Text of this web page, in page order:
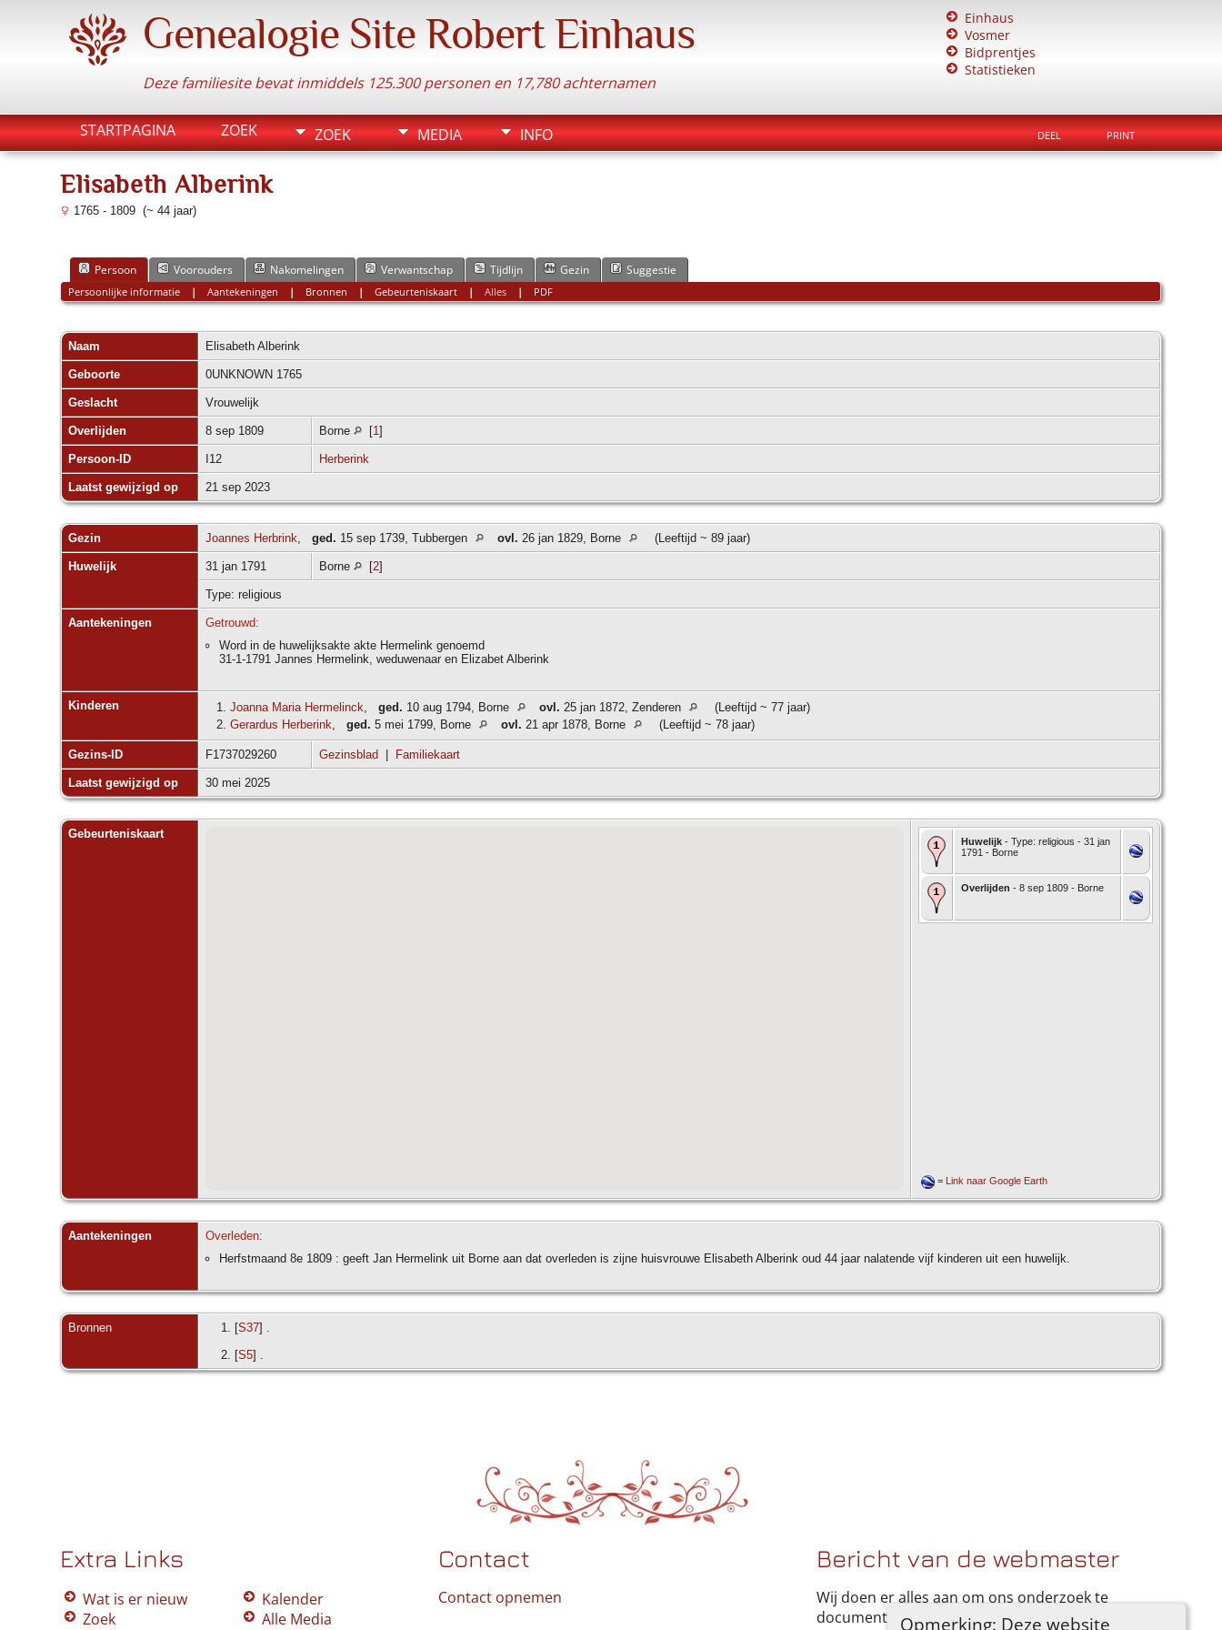
Genealogie Site Robert Einhaus
Deze familiesite bevat inmiddels 125.300 personen en 17,780 achternamen
Einhaus
Vosmer
Bidprentjes
Statistieken
ZOEK MEDIA INFO
STARTPAGINA ZOEK DEEL PRINT
Opmerking: Deze website
Elisabeth Alberink
1765 - 1809 (~ 44 jaar)
Persoon Voorouders Nakomelingen Verwantschap Tijdlijn Gezin Suggestie
Persoonlijke informatie| Aantekeningen | Bronnen | Gebeurteniskaart| Alles| PDF
Naam Elisabeth Alberink
Geboorte 0UNKNOWN 1765
Geslacht Vrouwelijk
Overlijden 8 sep 1809 Borne [1]
Persoon-ID I12 Herberink
Laatst gewijzigd op 21 sep 2023
Gezin Joannes Herbrink, ged. 15 sep 1739, Tubbergen ovl. 26 jan 1829, Borne (Leeftijd ~ 89 jaar)
Huwelijk 31 jan 1791 Borne [2]
Type: religious
Aantekeningen
Getrouwd:
Word in de huwelijksakte akte Hermelink genoemd
31-1-1791 Jannes Hermelink, weduwenaar en Elizabet Alberink
Kinderen 1. Joanna Maria Hermelinck, ged. 10 aug 1794, Borne ovl. 25 jan 1872, Zenderen
(Leeftijd ~ 77 jaar)
2. Gerardus Herberink, ged. 5 mei 1799, Borne ovl. 21 apr 1878, Borne (Leeftijd ~ 78 jaar)
Gezins-ID F1737029260 Gezinsblad Familiekaart
Laatst gewijzigd op 30 mei 2025
Gebeurteniskaart
Huwelijk - Type: religious - 31 jan
1791 - Borne
Overlijden - 8 sep 1809 - Borne
= Link naar Google Earth
Aantekeningen
Overleden:
Herfstmaand 8e 1809 : geeft Jan Hermelink uit Borne aan dat overleden is zijne huisvrouwe Elisabeth Alberink oud 44 jaar nalatende vijf kinderen uit een huwelijk.
Bronnen [S37] .
[S5] .
Extra Links
Wat is er nieuw
Zoek
Kalender
Alle Media
Contact
Contact opnemen
Bericht van de webmaster
Wij doen er alles aan om ons onderzoek te
documenteren. Heeft u iets dat u graag wilt